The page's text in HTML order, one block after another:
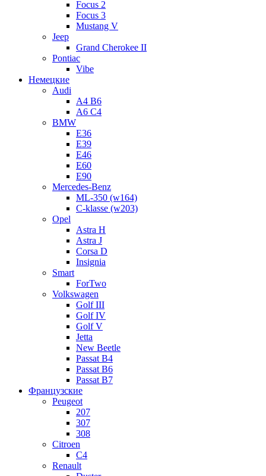
Focus 2
Focus 3
Mustang V
Jeep
Grand Cherokee II
Pontiac
Vibe
Немецкие
Audi
A4 B6
A6 C4
BMW
E36
E39
E46
E60
E90
Mercedes-Benz
ML-350 (w164)
C-klasse (w203)
Opel
Astra H
Astra J
Corsa D
Insignia
Smart
ForTwo
Volkswagen
Golf III
Golf IV
Golf V
Jetta
New Beetle
Passat B4
Passat B6
Passat B7
Французские
Peugeot
207
307
308
Citroen
C4
Renault